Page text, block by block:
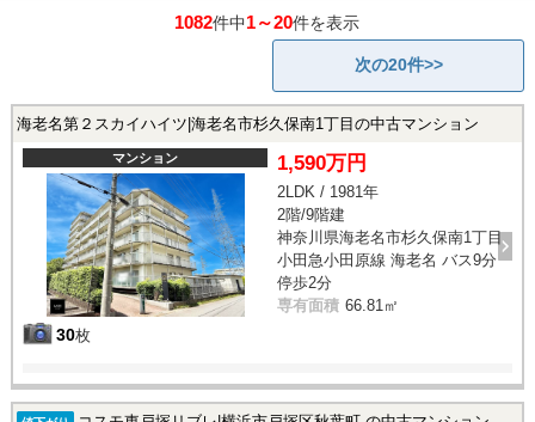
1082件中1～20件を表示
次の20件>>
海老名第２スカイハイツ|海老名市杉久保南1丁目の中古マンション
マンション
30枚
1,590万円
2LDK / 1981年
2階/9階建
神奈川県海老名市杉久保南1丁目
小田急小田原線 海老名 バス9分
停歩2分
専有面積 66.81㎡